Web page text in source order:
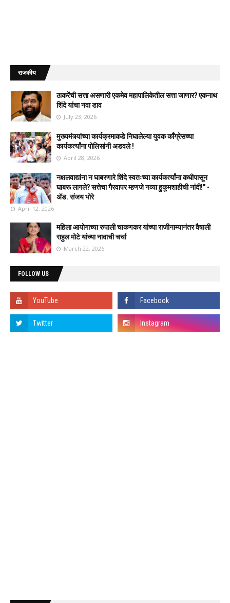
राजकीय
ठाकरेंची सत्ता असणारी एकमेव महापालिकेतील सत्ता जाणार? एकनाथ
शिंदे यांचा नवा डाव
July 23, 2026
मुख्यमंत्र्यांच्या कार्यक्रमाकडे निघालेल्या युवक काँग्रेसच्या
कार्यकर्त्यांना पोलिसांनी अडवले !
April 28, 2026
नक्षलवाद्यांना न घाबरणारे शिंदे स्वतःच्या कार्यकर्त्यांना कधीपासून
घाबरू लागले? सत्तेचा गैरवापर म्हणजे नव्या हुकूमशाहीची नांदी!" -
ॲड. संजय भोरे
April 12, 2026
महिला आयोगाच्या रुपाली चाकणकर यांच्या राजीनाम्यानंतर वैषाली
राहुल मोटे यांच्या नावाची चर्चा
March 22, 2026
FOLLOW US